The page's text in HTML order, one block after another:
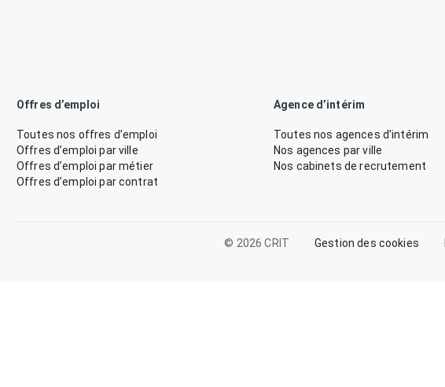
Offres d’emploi
Toutes nos offres d’emploi
Offres d’emploi par ville
Offres d’emploi par métier
Offres d’emploi par contrat
Agence d’intérim
Toutes nos agences d’intérim
Nos agences par ville
Nos cabinets de recrutement
© 2026 CRIT Gestion des cookies